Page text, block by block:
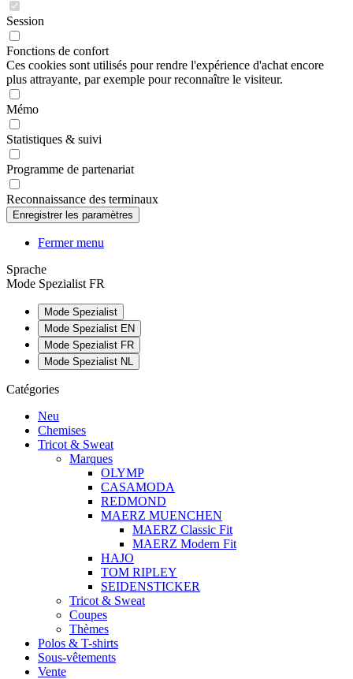
Session
Fonctions de confort
Ces cookies sont utilisés pour rendre l'expérience d'achat encore
plus attrayante, par exemple pour reconnaître le visiteur.
Mémo
Statistiques & suivi
Programme de partenariat
Reconnaissance des terminaux
Fermer menu
Sprache
Mode Spezialist FR
Mode Spezialist
Mode Spezialist EN
Mode Spezialist FR
Mode Spezialist NL
Catégories
Neu
Chemises
Tricot & Sweat
Marques
OLYMP
CASAMODA
REDMOND
MAERZ MUENCHEN
MAERZ Classic Fit
MAERZ Modern Fit
HAJO
TOM RIPLEY
SEIDENSTICKER
Tricot & Sweat
Coupes
Thèmes
Polos & T-shirts
Sous-vêtements
Vente